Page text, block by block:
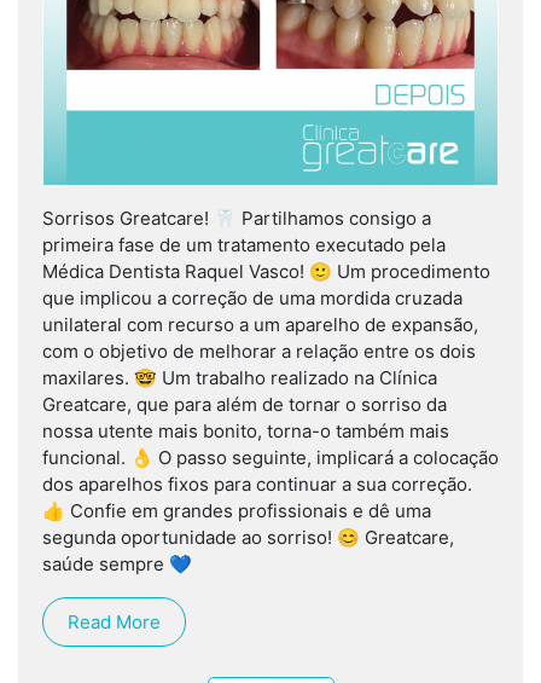
Sorrisos Greatcare! 🦷 Partilhamos consigo a
primeira fase de um tratamento executado pela
Médica Dentista Raquel Vasco! 🙂 Um procedimento
que implicou a correção de uma mordida cruzada
unilateral com recurso a um aparelho de expansão,
com o objetivo de melhorar a relação entre os dois
maxilares. 🤓 Um trabalho realizado na Clínica
Greatcare, que para além de tornar o sorriso da
nossa utente mais bonito, torna-o também mais
funcional. 👌 O passo seguinte, implicará a colocação
dos aparelhos fixos para continuar a sua correção.
👍 Confie em grandes profissionais e dê uma
segunda oportunidade ao sorriso! 😊 Greatcare,
saúde sempre 💙
Read More